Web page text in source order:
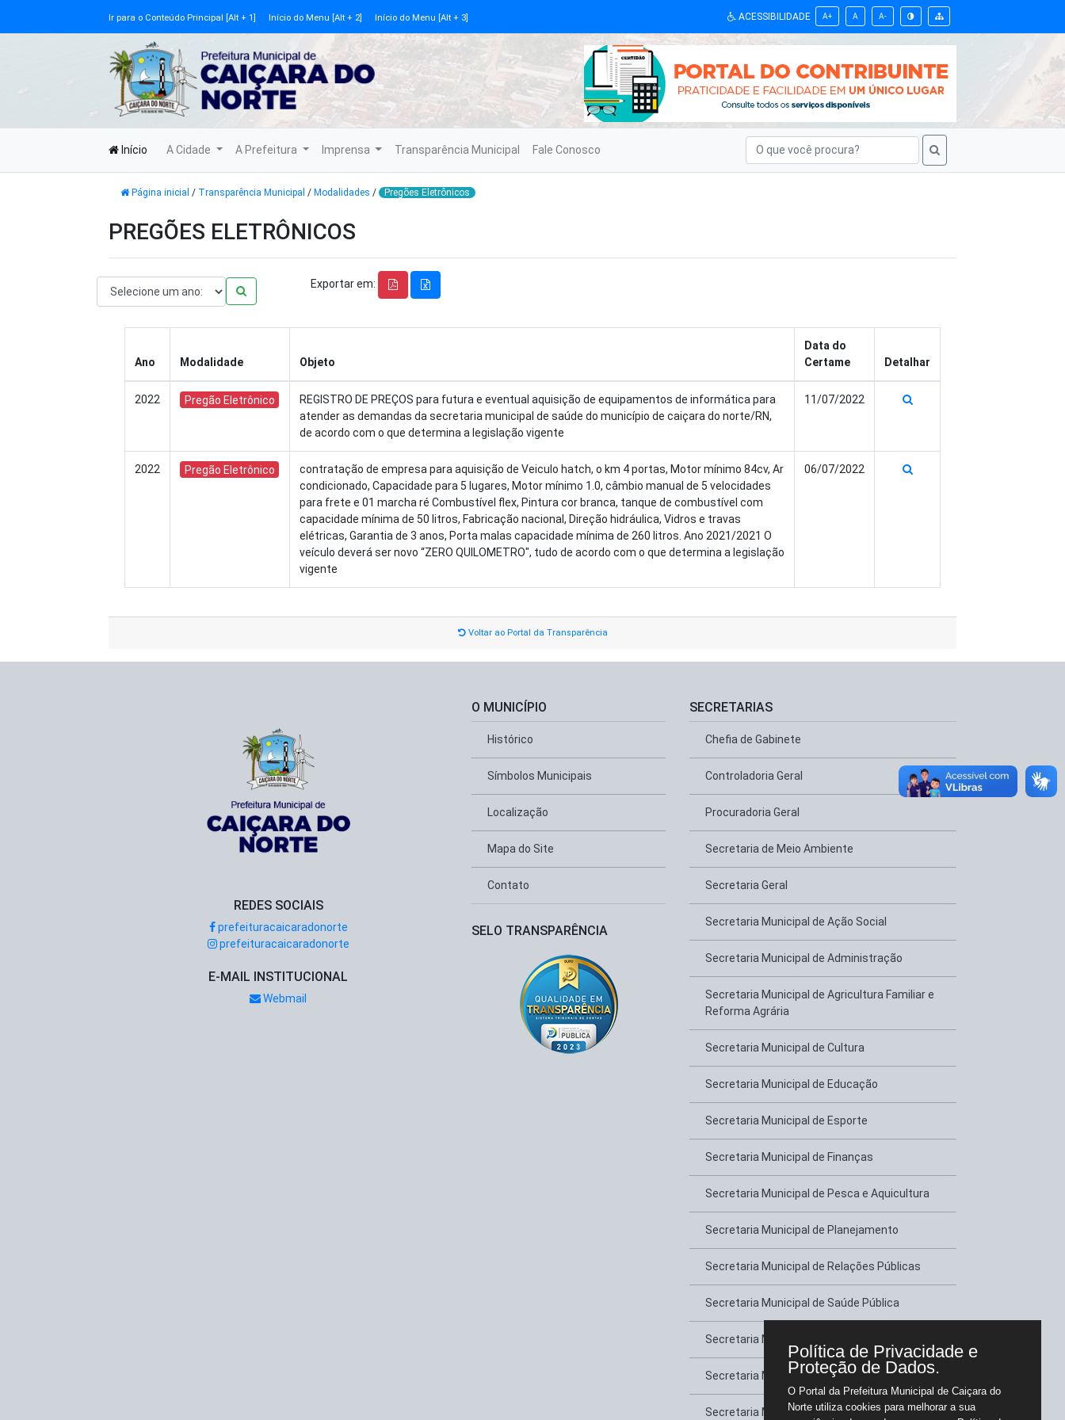
Ir para o Conteúdo Principal [Alt + 1] Início do Menu [Alt + 2] Início do Menu [Alt + 3] ACESSIBILIDADE A+ A A-
Início A Cidade A Prefeitura Imprensa Transparência Municipal Fale Conosco
Página inicial / Transparência Municipal / Modalidades / Pregões Eletrônicos
PREGÕES ELETRÔNICOS
Exportar em:
Ano Modalidade Objeto
Data do
Certame
Detalhar
2022 Pregão Eletrônico
REGISTRO DE PREÇOS para futura e eventual aquisição de equipamentos de informática para
atender as demandas da secretaria municipal de saúde do município de caiçara do norte/RN,
de acordo com o que determina a legislação vigente
11/07/2022
2022 Pregão Eletrônico
contratação de empresa para aquisição de Veiculo hatch, o km 4 portas, Motor mínimo 84cv, Ar
condicionado, Capacidade para 5 lugares, Motor mínimo 1.0, câmbio manual de 5 velocidades
para frete e 01 marcha ré Combustível flex, Pintura cor branca, tanque de combustível com
capacidade mínima de 50 litros, Fabricação nacional, Direção hidráulica, Vidros e travas
elétricas, Garantia de 3 anos, Porta malas capacidade mínima de 260 litros. Ano 2021/2021 O
veículo deverá ser novo “ZERO QUILOMETRO", tudo de acordo com o que determina a legislação
vigente
06/07/2022
Voltar ao Portal da Transparência
REDES SOCIAIS
prefeituracaicaradonorte
prefeituracaicaradonorte
E-MAIL INSTITUCIONAL
Webmail
O MUNICÍPIO
Histórico
Símbolos Municipais
Localização
Mapa do Site
Contato
SELO TRANSPARÊNCIA
SECRETARIAS
Chefia de Gabinete
Controladoria Geral
Procuradoria Geral
Secretaria de Meio Ambiente
Secretaria Geral
Secretaria Municipal de Ação Social
Secretaria Municipal de Administração
Secretaria Municipal de Agricultura Familiar e
Reforma Agrária
Secretaria Municipal de Cultura
Secretaria Municipal de Educação
Secretaria Municipal de Esporte
Secretaria Municipal de Finanças
Secretaria Municipal de Pesca e Aquicultura
Secretaria Municipal de Planejamento
Secretaria Municipal de Relações Públicas
Secretaria Municipal de Saúde Pública
Secretaria Municipal de Serviços Urbanos
Secretaria Municipal de Transportes
Secretaria Municipal de Tributação
Política de Privacidade e
Proteção de Dados.
O Portal da Prefeitura Municipal de Caiçara do
Norte utiliza cookies para melhorar a sua